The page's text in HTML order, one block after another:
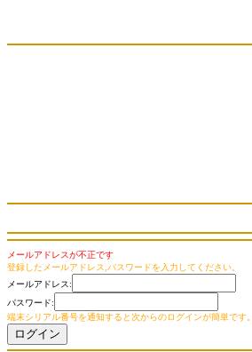
メールアドレスが不正です
登録したメールアドレス,パスワードを入力してください。
メールアドレス:
パスワード:
端末シリアル番号を通知すると次からのログインが簡単です。